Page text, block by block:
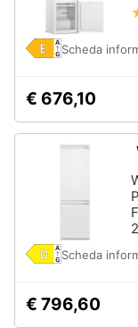
Asciugatrice
offerta
offerta
Scheda
€ 676,10
Scheda
€ 796,60